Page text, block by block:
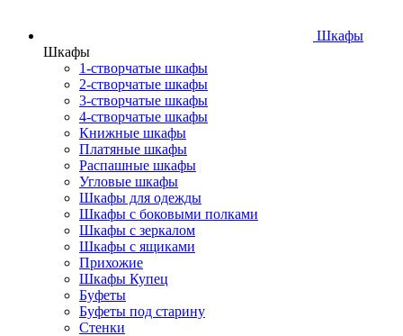
Шкафы
Шкафы
1-створчатые шкафы
2-створчатые шкафы
3-створчатые шкафы
4-створчатые шкафы
Книжные шкафы
Платяные шкафы
Распашные шкафы
Угловые шкафы
Шкафы для одежды
Шкафы с боковыми полками
Шкафы с зеркалом
Шкафы с ящиками
Прихожие
Шкафы Купец
Буфеты
Буфеты под старину
Стенки